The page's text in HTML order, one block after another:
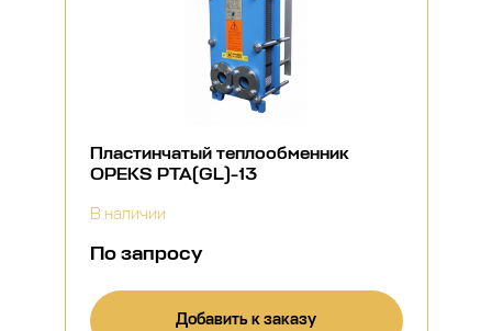
Пластинчатый теплообменник
OPEKS PTA(GL)-13
В наличии
По запросу
Добавить к заказу